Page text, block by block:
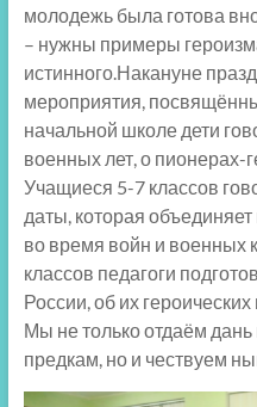
молодежь была готова
– нужны примеры
истинного.Накануне
мероприятия,
начальной школе дети
военных лет, о пионерах-
Учащиеся 5-7 классов
даты, которая
во время войн и военных
классов педагоги
России, об их
Мы не только отдаём
предкам, но и чествуем